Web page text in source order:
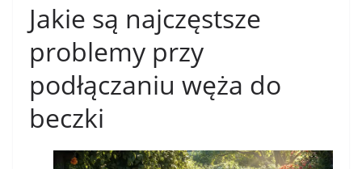
Jakie są najczęstsze
problemy przy
podłączaniu węża do
beczki